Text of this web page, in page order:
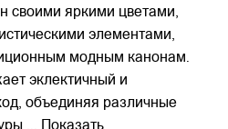
своими яркими цветами,
элементами,
модным канонам.
эклектичный и
объединяя различные